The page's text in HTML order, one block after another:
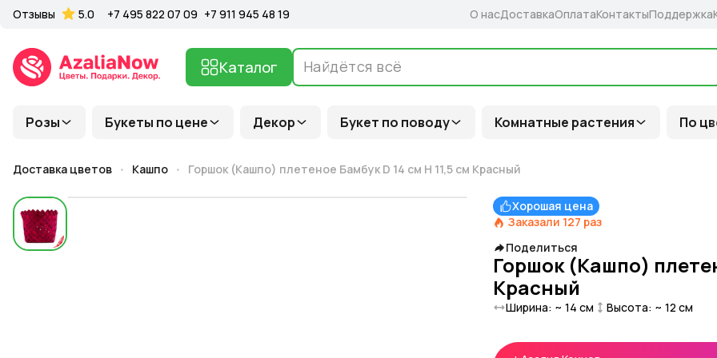
Розы Букеты по цене Декор Букет по поводу Комнатные растения По
Каталог
Отзывы 5.0 +7 495 822 07 09 +7 911 945 48 19 О насДоставкаОплатаКонтактыПоддержка
Доставка цветов Кашпо Горшок (Кашпо) плетеное Бамбук D 14 см H 11,5 см Красный
Хорошая цена
Заказали 127 раз
Поделиться
Горшок (Кашпо)
Красный
Ширина: ~ 14 см Высота: ~ 12 см